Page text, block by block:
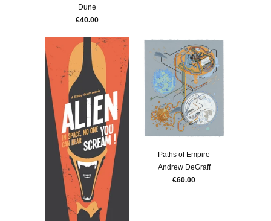
Dune
€40.00
Paths of Empire
Andrew DeGraff
€60.00